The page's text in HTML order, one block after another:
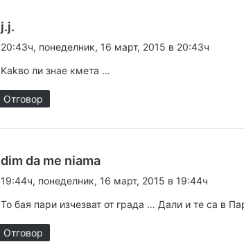
Разкопават Пещерско шосе заради нов
11:10ч, четвъртък, 6 август, 2026
10:05ч, четвъртък, 6 август, 2026
j.j.
а
а
:
20:43ч, понеделник, 16 март, 2015 в 20:43ч
Kakво ли знае кмета …
Отговор
dim da me niama
а
а
19:44ч, понеделник, 16 март, 2015 в 19:44ч
То бая пари изчезват от града … Дали и те са в
Отговор